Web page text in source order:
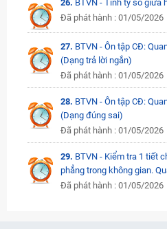
26. BTVN - Tính tỷ số giữa
Đã phát hành : 01/05/2026
27. BTVN - Ôn tập CĐ:
(Dạng trả lời ngắn)
Đã phát hành : 01/05/2026
28. BTVN - Ôn tập CĐ:
(Dạng đúng sai)
Đã phát hành : 01/05/2026
29. BTVN - Kiểm tra 1 tiết
phẳng trong không gian.
Đã phát hành : 01/05/2026